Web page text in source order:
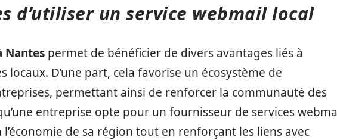
d’utiliser un service webmail local
Nantes permet de bénéficier de divers avantages liés à
locaux. D’une part, cela favorise un écosystème de
permettant ainsi de renforcer la communauté des
entreprise opte pour un fournisseur de services
de sa région tout en renforçant les liens avec